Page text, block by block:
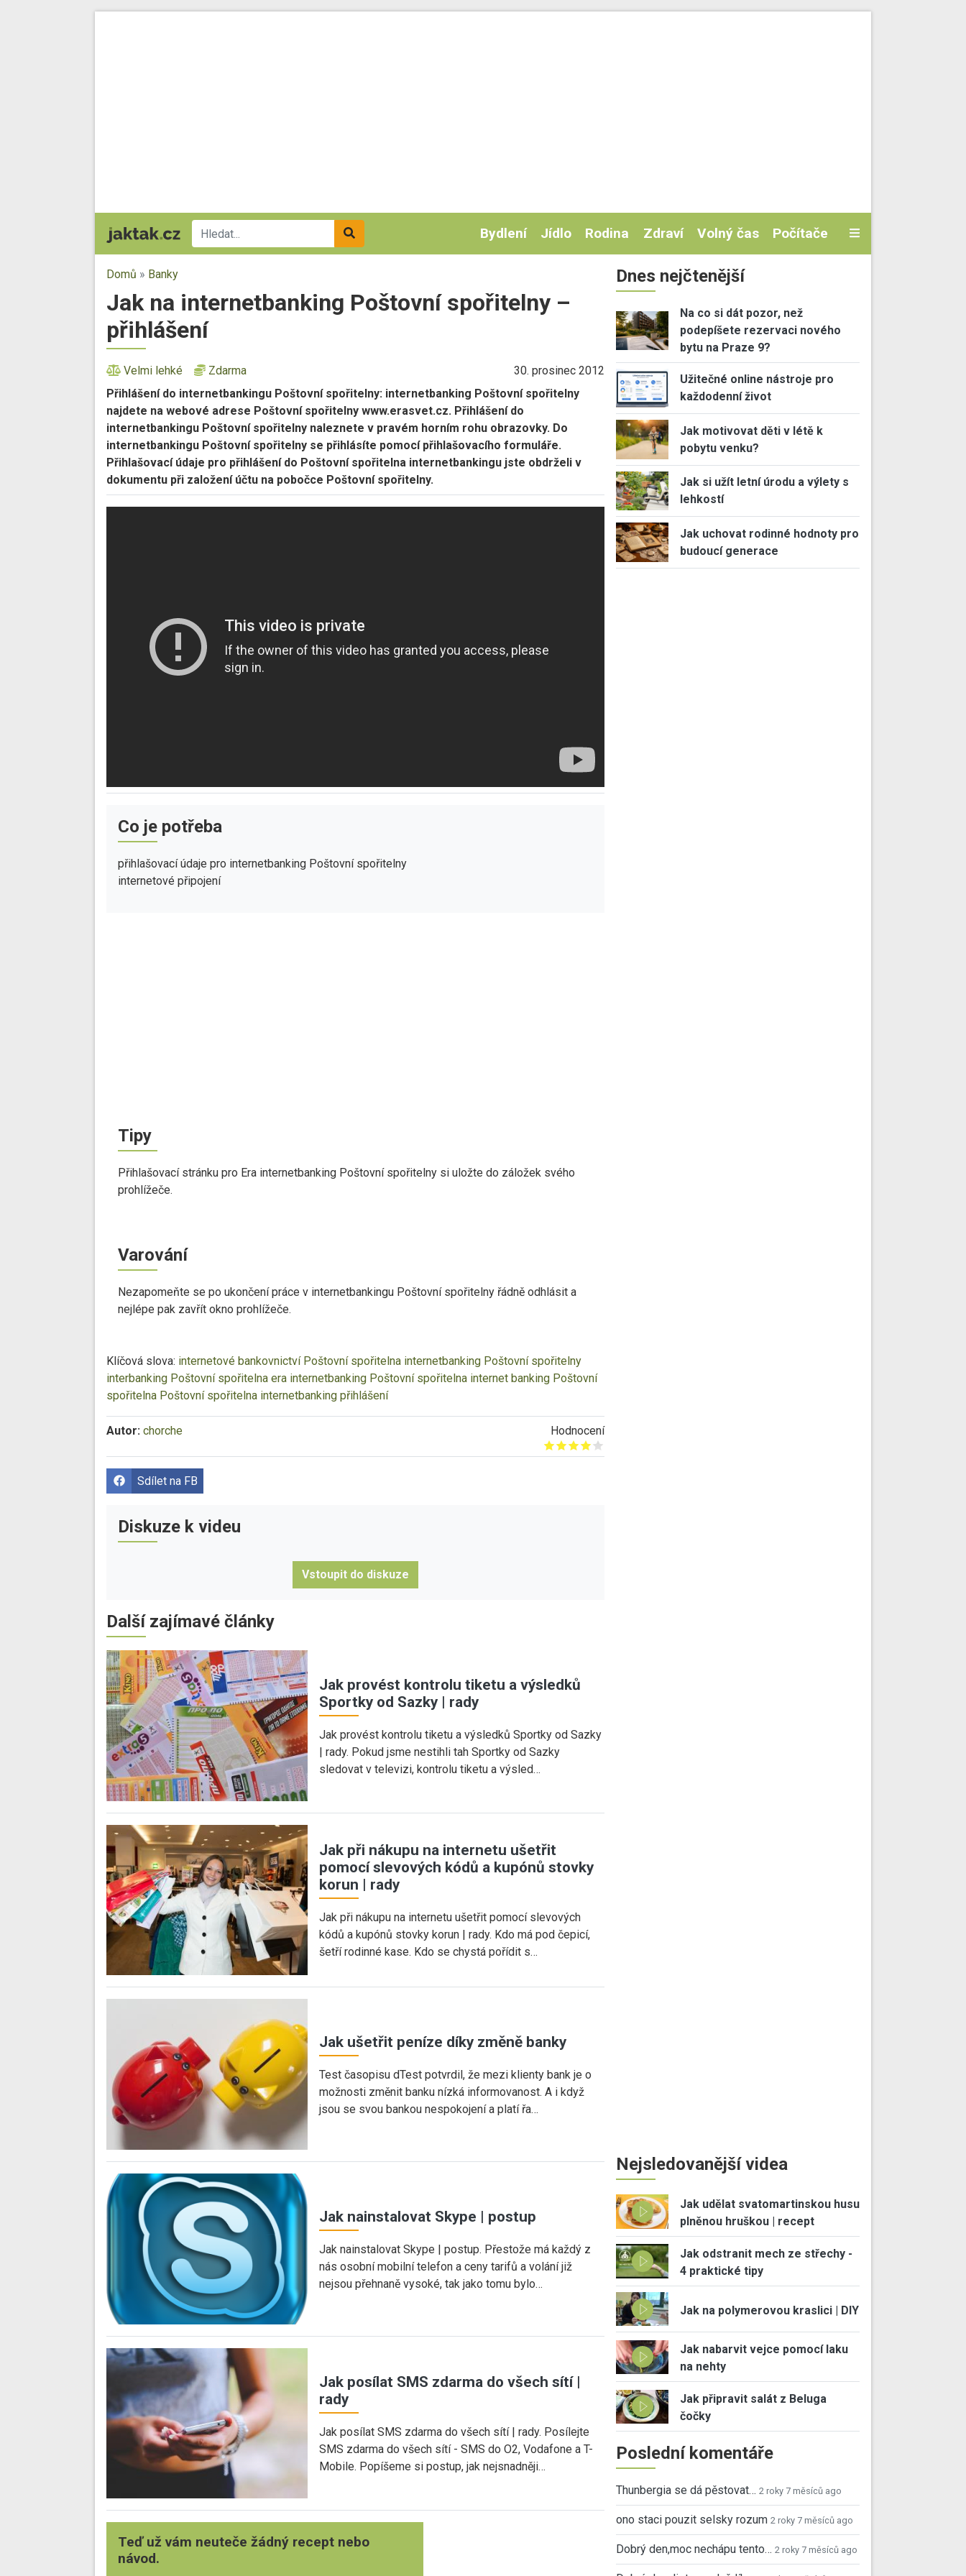
Bydlení Jídlo Rodina Zdraví Volný čas Počítače
Domů » Banky
Jak na internetbanking Poštovní spořitelny –
přihlášení
Velmi lehké Zdarma
30. prosinec 2012
Přihlášení do internetbankingu Poštovní spořitelny: internetbanking Poštovní spořitelny
najdete na webové adrese Poštovní spořitelny www.erasvet.cz. Přihlášení do
internetbankingu Poštovní spořitelny naleznete v pravém horním rohu obrazovky. Do
internetbankingu Poštovní spořitelny se přihlásíte pomocí přihlašovacího formuláře.
Přihlašovací údaje pro přihlášení do Poštovní spořitelna internetbankingu jste obdrželi v
dokumentu při založení účtu na pobočce Poštovní spořitelny.
Co je potřeba
přihlašovací údaje pro internetbanking Poštovní spořitelny
internetové připojení
Tipy
Přihlašovací stránku pro Era internetbanking Poštovní spořitelny si uložte do záložek svého
prohlížeče.
Varování
Nezapomeňte se po ukončení práce v internetbankingu Poštovní spořitelny řádně odhlásit a
nejlépe pak zavřít okno prohlížeče.
Klíčová slova: internetové bankovnictví Poštovní spořitelna internetbanking Poštovní spořitelny
interbanking Poštovní spořitelna era internetbanking Poštovní spořitelna internet banking Poštovní
spořitelna Poštovní spořitelna internetbanking přihlášení
Autor: chorche
Hodnocení
Give it 1/5
Give it 2/5
Give it 3/5
Give it 4/5
Give it 5/5
Sdílet na FB
Diskuze k videu
Vstoupit do diskuze
Další zajímavé články
Jak provést kontrolu tiketu a výsledků
Sportky od Sazky | rady
Jak provést kontrolu tiketu a výsledků Sportky od Sazky
| rady. Pokud jsme nestihli tah Sportky od Sazky
sledovat v televizi, kontrolu tiketu a výsled…
Jak při nákupu na internetu ušetřit
pomocí slevových kódů a kupónů stovky
korun | rady
Jak při nákupu na internetu ušetřit pomocí slevových
kódů a kupónů stovky korun | rady. Kdo má pod čepicí,
šetří rodinné kase. Kdo se chystá pořídit s…
Jak ušetřit peníze díky změně banky
Test časopisu dTest potvrdil, že mezi klienty bank je o
možnosti změnit banku nízká informovanost. A i když
jsou se svou bankou nespokojení a platí řa…
Jak nainstalovat Skype | postup
Jak nainstalovat Skype | postup. Přestože má každý z
nás osobní mobilní telefon a ceny tarifů a volání již
nejsou přehnaně vysoké, tak jako tomu bylo…
Jak posílat SMS zdarma do všech sítí |
rady
Jak posílat SMS zdarma do všech sítí | rady. Posílejte
SMS zdarma do všech sítí - SMS do O2, Vodafone a T-
Mobile. Popíšeme si postup, jak nejsnadněji…
Teď už vám neuteče žádný recept nebo
návod.
Dnes nejčtenější
Na co si dát pozor, než
podepíšete rezervaci nového
bytu na Praze 9?
Užitečné online nástroje pro
každodenní život
Jak motivovat děti v létě k
pobytu venku?
Jak si užít letní úrodu a výlety s
lehkostí
Jak uchovat rodinné hodnoty pro
budoucí generace
Nejsledovanější videa
Jak udělat svatomartinskou husu
plněnou hruškou | recept
Jak odstranit mech ze střechy -
4 praktické tipy
Jak na polymerovou kraslici | DIY
Jak nabarvit vejce pomocí laku
na nehty
Jak připravit salát z Beluga
čočky
Poslední komentáře
Thunbergia se dá pěstovat… 2 roky 7 měsíců ago
ono staci pouzit selsky rozum 2 roky 7 měsíců ago
Dobrý den,moc nechápu tento… 2 roky 7 měsíců ago